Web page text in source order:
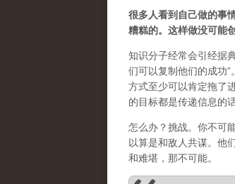
很多人看到自己做的事
糟糕的。这样做没可能
知识分子经常会引经据
们可以复制他们的成功
方式至少可以肯定拖了
的目标都是传递信息的话
怎么办？挑战。你不可
以算是和敌人共谋。他
和难堪，那不可能。